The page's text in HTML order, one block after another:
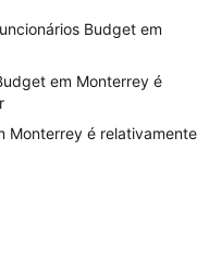
Budget em
em Monterrey é
Monterrey é relativamente